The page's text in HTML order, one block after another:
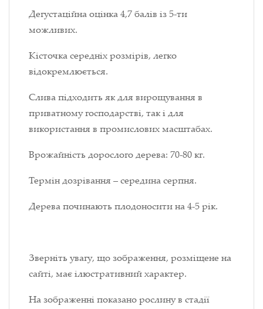
Дегустаційна оцінка 4,7 балів із 5-ти
можливих.
Кісточка середніх розмірів, легко
відокремлюється.
Слива підходить як для вирощування в
приватному господарстві, так і для
використання в промислових масштабах.
Врожайність дорослого дерева: 70-80 кг.
Термін дозрівання – середина серпня.
Дерева починають плодоносити на 4-5 рік.
Зверніть увагу, що зображення, розміщене на
сайті, має ілюстративний характер.
На зображенні показано рослину в стадії